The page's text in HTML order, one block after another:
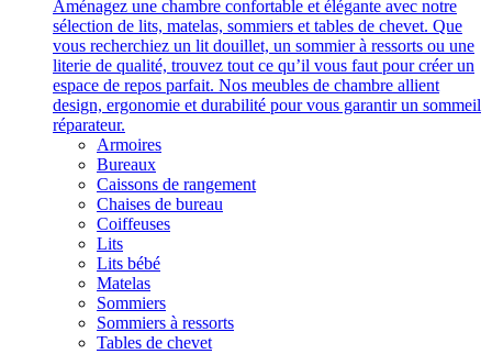
Aménagez une chambre confortable et élégante avec notre
sélection de lits, matelas, sommiers et tables de chevet. Que
vous recherchiez un lit douillet, un sommier à ressorts ou une
literie de qualité, trouvez tout ce qu’il vous faut pour créer un
espace de repos parfait. Nos meubles de chambre allient
design, ergonomie et durabilité pour vous garantir un sommeil
réparateur.
Armoires
Bureaux
Caissons de rangement
Chaises de bureau
Coiffeuses
Lits
Lits bébé
Matelas
Sommiers
Sommiers à ressorts
Tables de chevet